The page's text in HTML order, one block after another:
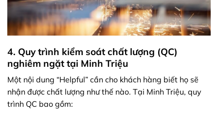
4. Quy trình kiểm soát chất lượng (QC)
nghiêm ngặt tại Minh Triệu
Một nội dung “Helpful” cần cho khách hàng biết họ sẽ
nhận được chất lượng như thế nào. Tại Minh Triệu, quy
trình QC bao gồm: